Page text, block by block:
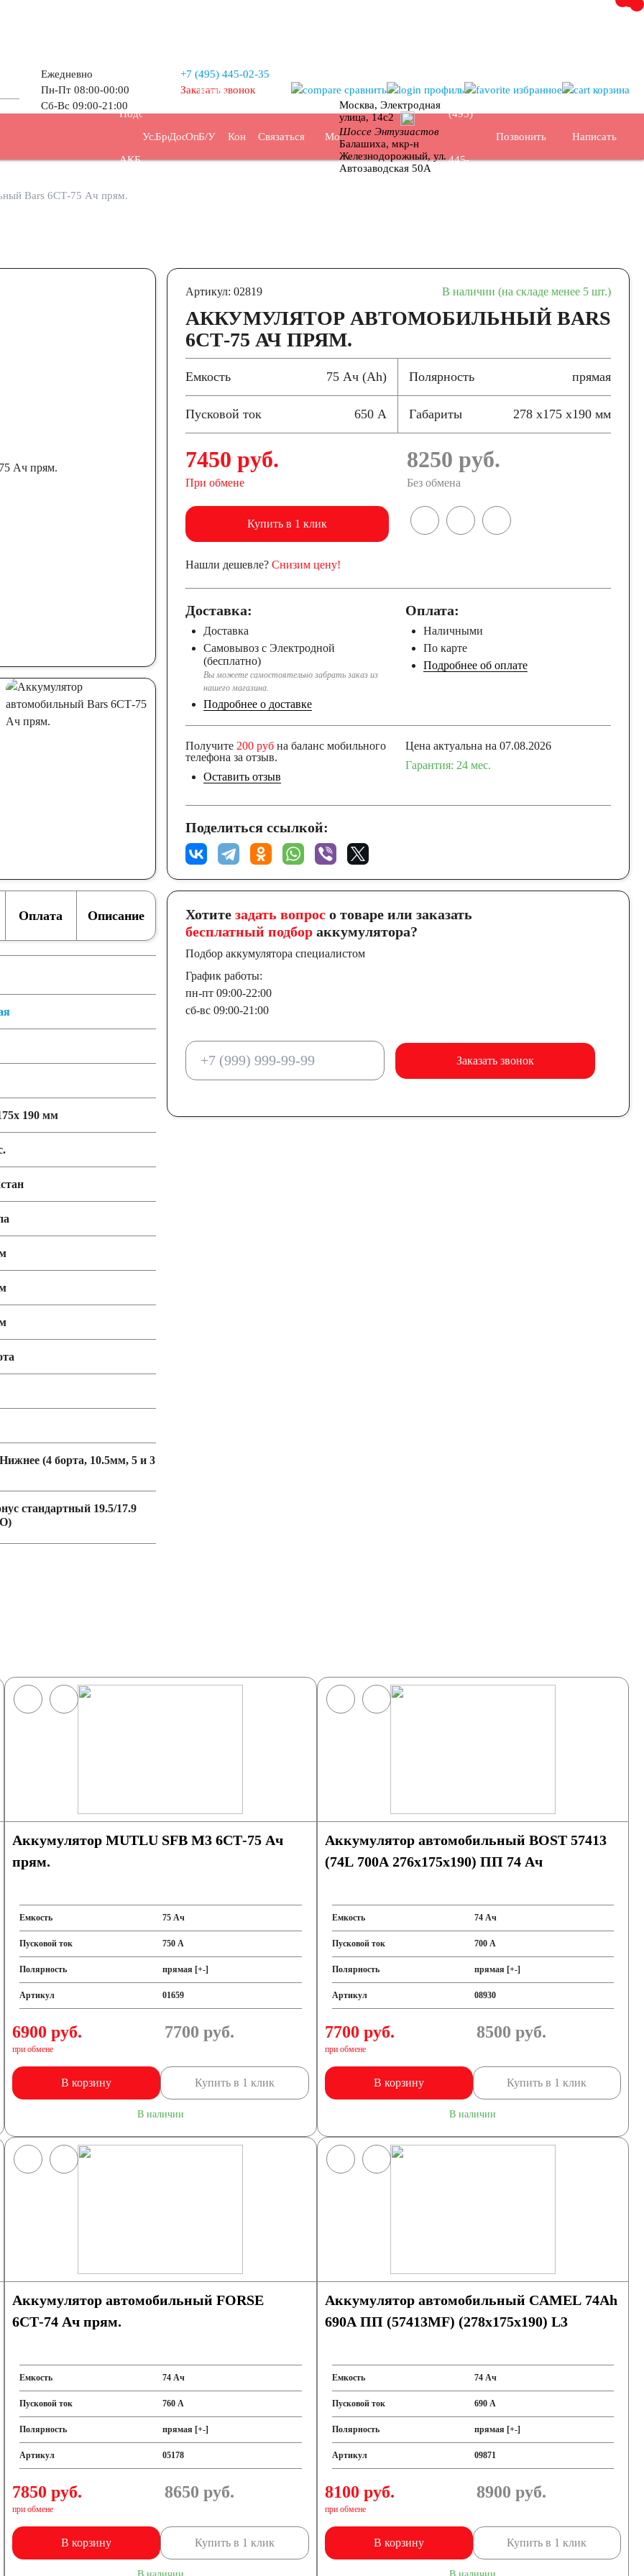
Ежедневно
Пн-Пт 08:00-00:00
Сб-Вс 09:00-21:00
+7 (495) 445-02-35
Заказать звонок
сравнить профиль избранное корзина
Мопеды
8 А/ч 9 А/ч
Подбор
АКБ
Услуги
Бренды
Доставка
Оплата
Прием
Б/У КонтактыСвязаться Москва
Москва, Электродная
улица, 14с2
Шоссе Энтузиастов
Балашиха, мкр-н
Железнодорожный, ул.
Автозаводская 50А
(495)
445-
Позвонить Написать
Bars 6СТ-75 Ач прям.
Артикул: 02819 В наличии (на складе менее 5 шт.)
АККУМУЛЯТОР АВТОМОБИЛЬНЫЙ BARS
6СТ-75 АЧ ПРЯМ.
Емкость 75 Ач (Ah) Полярность прямая
Пусковой ток 650 А Габариты 278 x175 x190 мм
7450 руб.
При обмене
8250 руб.
Без обмена
Купить в 1 клик
Нашли дешевле? Снизим цену!
Доставка:
Доставка
Самовывоз с Электродной
(бесплатно)
Вы можете самостоятельно забрать заказ из
нашего магазина.
Подробнее о доставке
Оплата:
Наличными
По карте
Подробнее об оплате
Получите 200 рубна баланс мобильного
телефона за отзыв.
Оставить отзыв
Цена актуальна на 07.08.2026
Гарантия: 24 мес.
Поделиться ссылкой:
Оплата Описание
190 мм
(4 борта, 10.5мм, 5 и 3
стандартный 19.5/17.9
Хотите задать вопросо товаре или заказать
бесплатный подбораккумулятора?
Подбор аккумулятора специалистом
График работы:
пн-пт 09:00-22:00
сб-вс 09:00-21:00
Заказать звонок
Аккумулятор MUTLU SFB M3 6СТ-75 Ач
прям.
Емкость 75 Ач
Пусковой ток 750 А
Полярность прямая [+-]
Артикул 01659
6900 руб.
при обмене
7700 руб.
В корзину Купить в 1 клик
В наличии
Аккумулятор автомобильный BOST 57413
(74L 700A 276x175x190) ПП 74 Ач
Емкость 74 Ач
Пусковой ток 700 А
Полярность прямая [+-]
Артикул 08930
7700 руб.
при обмене
8500 руб.
В корзину Купить в 1 клик
В наличии
Аккумулятор автомобильный FORSE
6СТ-74 Ач прям.
Емкость 74 Ач
Пусковой ток 760 А
Полярность прямая [+-]
Артикул 05178
7850 руб.
при обмене
8650 руб.
В корзину Купить в 1 клик
Аккумулятор автомобильный CAMEL 74Ah
690A ПП (57413MF) (278x175x190) L3
Емкость 74 Ач
Пусковой ток 690 А
Полярность прямая [+-]
Артикул 09871
8100 руб.
при обмене
8900 руб.
В корзину Купить в 1 клик